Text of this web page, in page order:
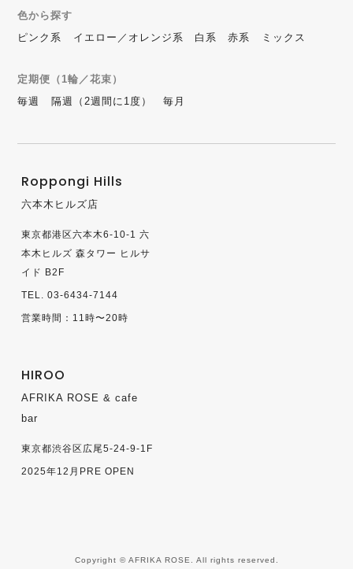
色から探す
ピンク系
イエロー／オレンジ系 白系 赤系 ミックス
定期便（1輪／花束）
毎週
隔週（2週間に1度） 毎月
Roppongi Hills
六本木ヒルズ店
東京都港区六本木6-10-1 六
本木ヒルズ 森タワー ヒルサ
イド B2F
TEL. 03-6434-7144
営業時間：11時〜20時
HIROO
AFRIKA ROSE & cafe
bar
東京都渋谷区広尾5-24-9-1F
2025年12月PRE OPEN
Copyright © AFRIKA ROSE. All rights reserved.